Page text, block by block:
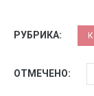
РУБРИКА:
ОТМЕЧЕНО: